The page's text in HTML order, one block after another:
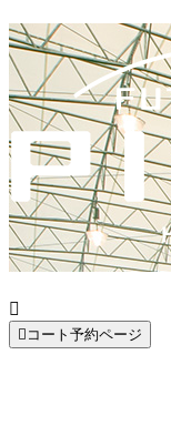

 コート予約ページ